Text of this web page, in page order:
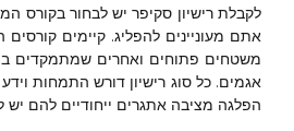
לקבלת רישיון סקיפר יש לבחור בקורס
אתם מעוניינים להפליג. קיימים
משטחים פתוחים ואחרים שמתמקדים
אגמים. כל סוג רישיון דורש התמחות
הפלגה מציבה אתגרים ייחודיים להם יש